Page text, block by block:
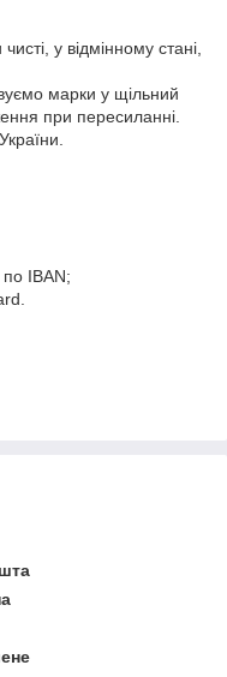
у відмінному стані,
марки у щільний
при пересиланні.
IBAN;